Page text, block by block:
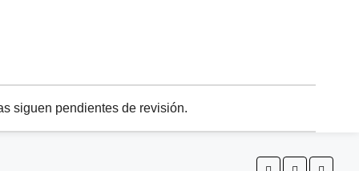
siguen pendientes de revisión.